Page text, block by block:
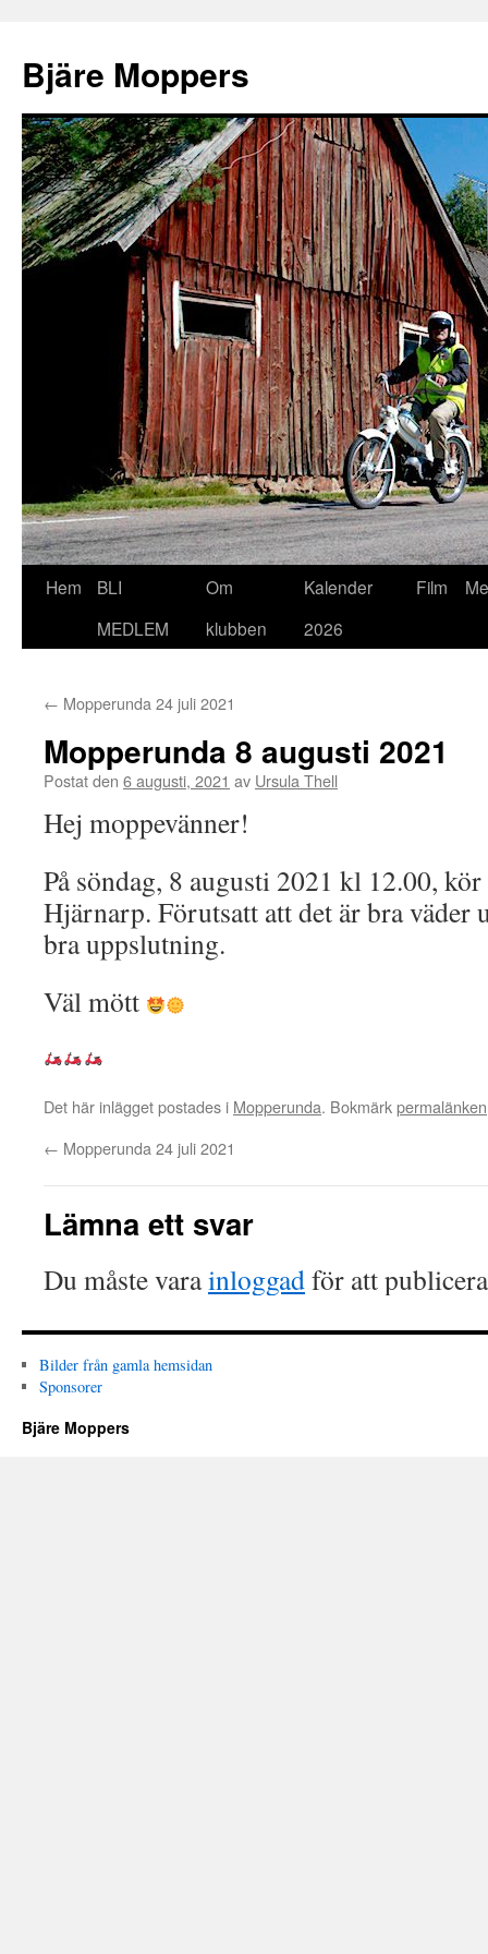
Bjäre Moppers
Hoppa
Hem
BLI
MEDLEM
Om
klubben
Kalender
2026
Film
← Mopperunda 24 juli 2021
Mopperunda 8 augusti 2021
Postat den 6 augusti, 2021 av Ursula Thell
Hej moppevänner!
På söndag, 8 augusti 2021 kl 12.00,
Hjärnarp. Förutsatt att det är bra väder
bra uppslutning.
Väl mött
Det här inlägget postades i Mopperunda. Bokmärkpermalänken
← Mopperunda 24 juli 2021
Lämna ett svar
Du måste varainloggadför att
Bilder från gamla hemsidan
Sponsorer
Bjäre Moppers